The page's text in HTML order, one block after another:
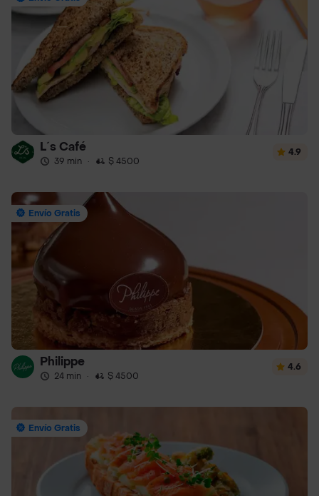
L´s Café
39 min · $ 4500
4.9
Envío Gratis
Philippe
24 min · $ 4500
4.6
Envío Gratis